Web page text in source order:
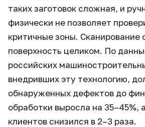
таких заготовок сложная, и
физически не позволяет
критичные зоны. Сканирование
поверхность целиком. По
российских
внедривших эту технологию,
обнаруженных дефектов до
обработки выросла на 35–45%,
клиентов снизился в 2–3 раза.